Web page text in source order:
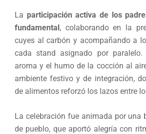
La participación activa de los
fundamental, colaborando en la
cuyes al carbón y acompañando a
cada stand asignado por paralelo.
aroma y el humo de la cocción al
ambiente festivo y de integración,
de alimentos reforzó los lazos entre
La celebración fue animada por una
de pueblo, que aportó alegría con